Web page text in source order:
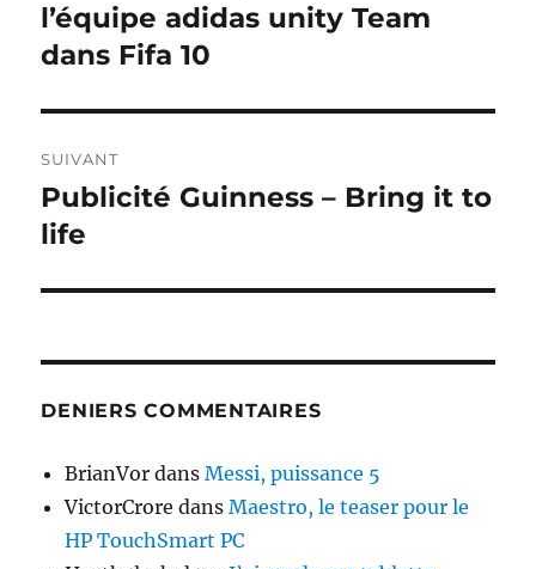
l’article
précédente :
l’équipe adidas unity Team
dans Fifa 10
SUIVANT
Publication
suivante :
Publicité Guinness – Bring it to
life
DENIERS COMMENTAIRES
BrianVor dansMessi, puissance 5
VictorCrore dansMaestro, le teaser pour le
HP TouchSmart PC